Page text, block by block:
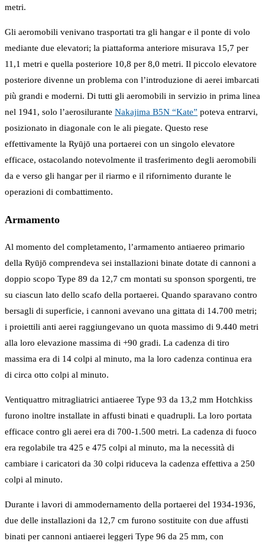
metri.
Gli aeromobili venivano trasportati tra gli hangar e il ponte di volo
mediante due elevatori; la piattaforma anteriore misurava 15,7 per
11,1 metri e quella posteriore 10,8 per 8,0 metri. Il piccolo elevatore
posteriore divenne un problema con l’introduzione di aerei imbarcati
più grandi e moderni. Di tutti gli aeromobili in servizio in prima linea
nel 1941, solo l’aerosilurante Nakajima B5N “Kate” poteva entrarvi,
posizionato in diagonale con le ali piegate. Questo rese
effettivamente la Ryūjō una portaerei con un singolo elevatore
efficace, ostacolando notevolmente il trasferimento degli aeromobili
da e verso gli hangar per il riarmo e il rifornimento durante le
operazioni di combattimento.
Armamento
Al momento del completamento, l’armamento antiaereo primario
della Ryūjō comprendeva sei installazioni binate dotate di cannoni a
doppio scopo Type 89 da 12,7 cm montati su sponson sporgenti, tre
su ciascun lato dello scafo della portaerei. Quando sparavano contro
bersagli di superficie, i cannoni avevano una gittata di 14.700 metri;
i proiettili anti aerei raggiungevano un quota massimo di 9.440 metri
alla loro elevazione massima di +90 gradi. La cadenza di tiro
massima era di 14 colpi al minuto, ma la loro cadenza continua era
di circa otto colpi al minuto.
Ventiquattro mitragliatrici antiaeree Type 93 da 13,2 mm Hotchkiss
furono inoltre installate in affusti binati e quadrupli. La loro portata
efficace contro gli aerei era di 700-1.500 metri. La cadenza di fuoco
era regolabile tra 425 e 475 colpi al minuto, ma la necessità di
cambiare i caricatori da 30 colpi riduceva la cadenza effettiva a 250
colpi al minuto.
Durante i lavori di ammodernamento della portaerei del 1934-1936,
due delle installazioni da 12,7 cm furono sostituite con due affusti
binati per cannoni antiaerei leggeri Type 96 da 25 mm, con